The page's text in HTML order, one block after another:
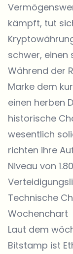
kämpft, tut
schwer, einen
Während der
Marke dem
einen herben
historische
wesentlich
richten ihre
Niveau von
Technische
Wochenchart
Laut dem
Bitstamp ist